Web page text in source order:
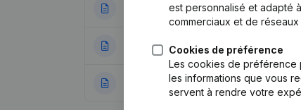
24-07-2026 Rubrique Fin
24-01-2023 Siège Social
04-11-2022 Rubrique
est personnalisé et adapté
commerciaux et de réseaux
Cookies de préférence
Les cookies de préférence
les informations que vous
servent à rendre votre